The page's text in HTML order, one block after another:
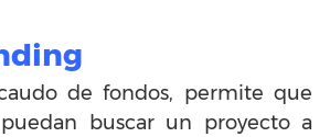
de fondos, permite que
puedan buscar un proyecto a